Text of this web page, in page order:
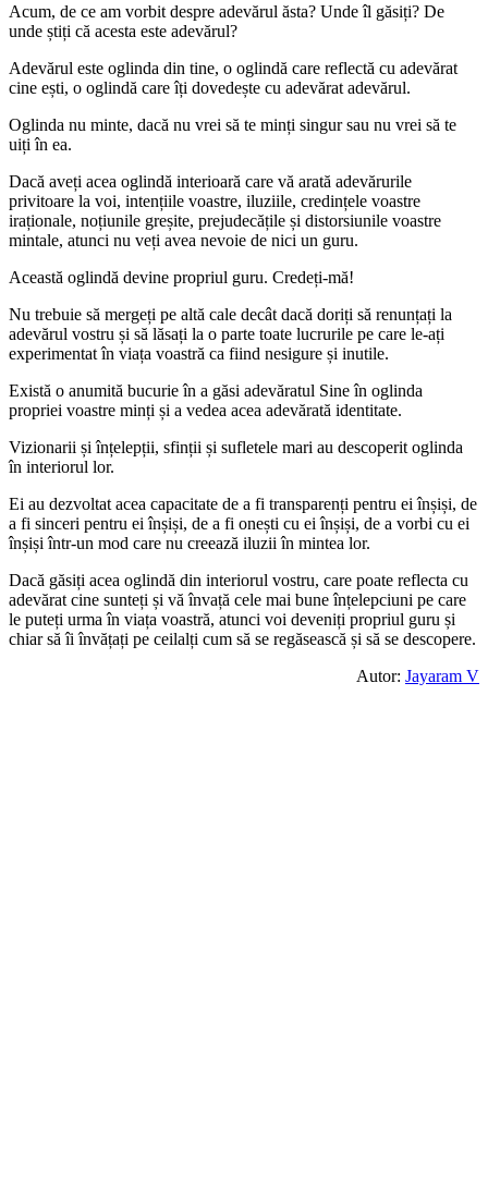
Acum, de ce am vorbit despre adevărul ăsta? Unde îl găsiți? De
unde știți că acesta este adevărul?
Adevărul este oglinda din tine, o oglindă care reflectă cu adevărat
cine ești, o oglindă care îți dovedește cu adevărat adevărul.
Oglinda nu minte, dacă nu vrei să te minți singur sau nu vrei să te
uiți în ea.
Dacă aveți acea oglindă interioară care vă arată adevărurile
privitoare la voi, intențiile voastre, iluziile, credințele voastre
iraționale, noțiunile greșite, prejudecățile și distorsiunile voastre
mintale, atunci nu veți avea nevoie de nici un guru.
Această oglindă devine propriul guru. Credeți-mă!
Nu trebuie să mergeți pe altă cale decât dacă doriți să renunțați la
adevărul vostru și să lăsați la o parte toate lucrurile pe care le-ați
experimentat în viața voastră ca fiind nesigure și inutile.
Există o anumită bucurie în a găsi adevăratul Sine în oglinda
propriei voastre minți și a vedea acea adevărată identitate.
Vizionarii și înțelepții, sfinții și sufletele mari au descoperit oglinda
în interiorul lor.
Ei au dezvoltat acea capacitate de a fi transparenți pentru ei înșiși, de
a fi sinceri pentru ei înșiși, de a fi onești cu ei înșiși, de a vorbi cu ei
înșiși într-un mod care nu creează iluzii în mintea lor.
Dacă găsiți acea oglindă din interiorul vostru, care poate reflecta cu
adevărat cine sunteți și vă învață cele mai bune înțelepciuni pe care
le puteți urma în viața voastră, atunci voi deveniți propriul guru și
chiar să îi învățați pe ceilalți cum să se regăsească și să se descopere.
Autor: Jayaram V